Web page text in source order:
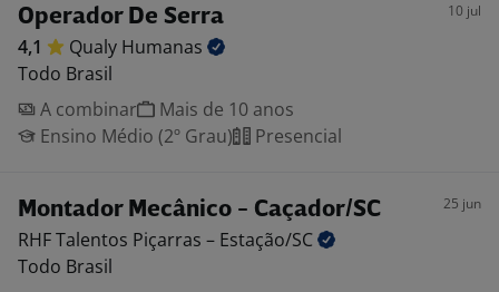
Operador De Serra 10 jul
4,1 Qualy Humanas
Todo Brasil
A combinar
Mais de 10 anos
Ensino Médio (2º Grau)
Presencial
Montador Mecânico - Caçador/SC 25 jun
RHF Talentos Piçarras – Estação/SC
Todo Brasil